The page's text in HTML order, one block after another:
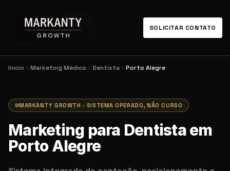
SOLICITAR CONTATO
Início Marketing Médico Dentista Porto Alegre
MARKANTY GROWTH · SISTEMA OPERADO, NÃO CURSO
Marketing para Dentista em
Porto Alegre